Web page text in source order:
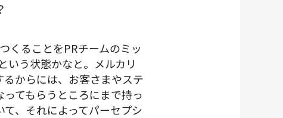
くることをPRチームのミッ
いう状態かなと。メルカリ
からには、お客さまやステ
てもらうところにまで持っ
、それによってパーセプシ